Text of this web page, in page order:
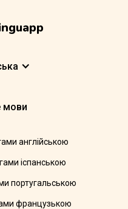
мови
англійською
іспанською
португальською
французькою